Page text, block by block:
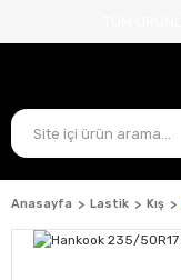
Anasayfa Lastik Kış